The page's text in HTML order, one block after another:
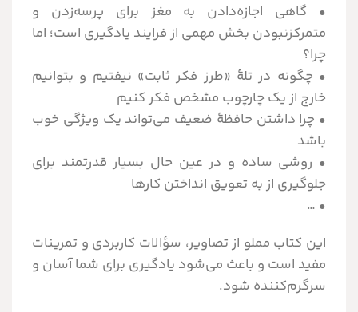
• گاهی اجازه‌دادن به مغز برای پرسه‌زدن و
متمرکزنبودن بخش مهمی از فرایند یادگیری است؛ اما
چرا؟
• چگونه در تلهٔ «طرز فکر ثابت» نیفتیم و بتوانیم
خارج از یک چارچوب مشخص فکر کنیم
• چرا داشتن حافظۀ ضعیف می‌تواند یک ویژگی خوب
باشد
• روشی ساده و در عین حال بسیار قدرتمند برای
جلوگیری از به تعویق انداختن کارها
•
این کتاب مملو از تصاویر، سؤالات کاربردی و تمرینات
مفید است و باعث می‌شود یادگیری برای شما آسان و
سرگرم‌کننده شود.